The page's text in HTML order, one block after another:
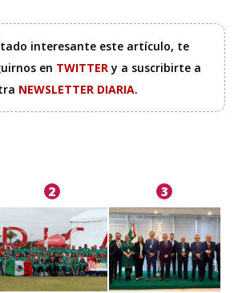
interesante este artículo, te
en TWITTERy a suscribirte a
NEWSLETTER DIARIA.
2 3